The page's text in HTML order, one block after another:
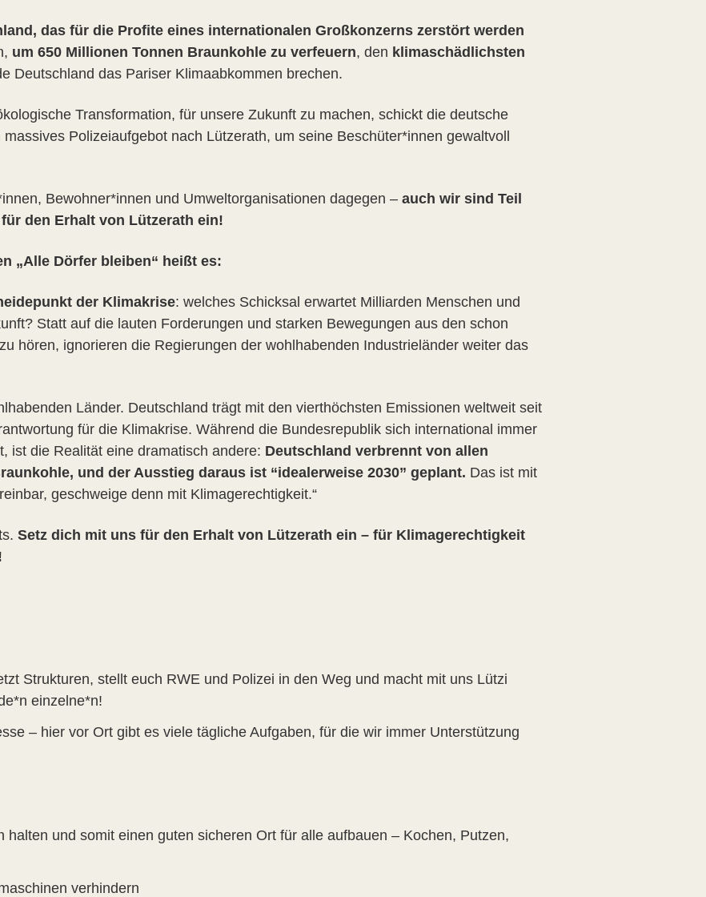
das für die Profite eines internationalen Großkonzerns zerstört werden
um 650 Millionen Tonnen Braunkohle zu verfeuern, den klimaschädlichsten
Deutschland das Pariser Klimaabkommen brechen.
Transformation, für unsere Zukunft zu machen, schickt die deutsche
Polizeiaufgebot nach Lützerath, um seine Beschüter*innen gewaltvoll
Bewohner*innen und Umweltorganisationen dagegen – auch wir sind Teil
den Erhalt von Lützerath ein!
„Alle Dörfer bleiben“ heißt es:
der Klimakrise: welches Schicksal erwartet Milliarden Menschen und
Statt auf die lauten Forderungen und starken Bewegungen aus den schon
hören, ignorieren die Regierungen der wohlhabenden Industrieländer weiter das
Länder. Deutschland trägt mit den vierthöchsten Emissionen weltweit seit
für die Klimakrise. Während die Bundesrepublik sich international immer
ist die Realität eine dramatisch andere: Deutschland verbrennt von allen
und der Ausstieg daraus ist “idealerweise 2030” geplant. Das ist mit
geschweige denn mit Klimagerechtigkeit.“
Setz dich mit uns für den Erhalt von Lützerath ein – für Klimagerechtigkeit
Strukturen, stellt euch RWE und Polizei in den Weg und macht mit uns Lützi
einzelne*n!
– hier vor Ort gibt es viele tägliche Aufgaben, für die wir immer Unterstützung
halten und somit einen guten sicheren Ort für alle aufbauen – Kochen, Putzen,
verhindern